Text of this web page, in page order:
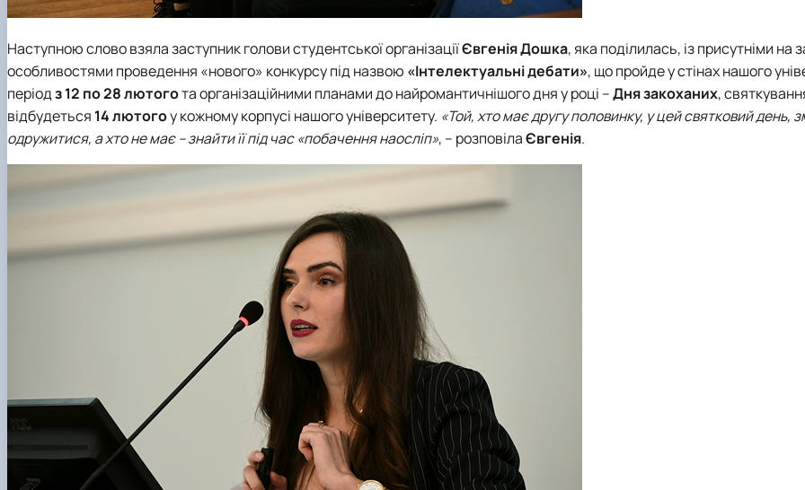
Наступною слово взяла заступник голови студентської організаціїЄвгенія Дошка, яка поділилась, із присутніми на
особливостями проведення «нового» конкурсу під назвою «Інтелектуальні дебати», що пройде у стінах нашого
періодз 12 по 28 лютогота організаційними планами до найромантичнішого дня у році –Дня закоханих,
відбудеться 14 лютогоу кожному корпусі нашого університету. «Той, хто має другу половинку, у цей святковий день,
одружитися, а хто не має – знайти її під час «побачення наосліп», – розповілаЄвгенія.